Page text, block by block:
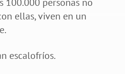
ellas, viven en un
escalofríos.